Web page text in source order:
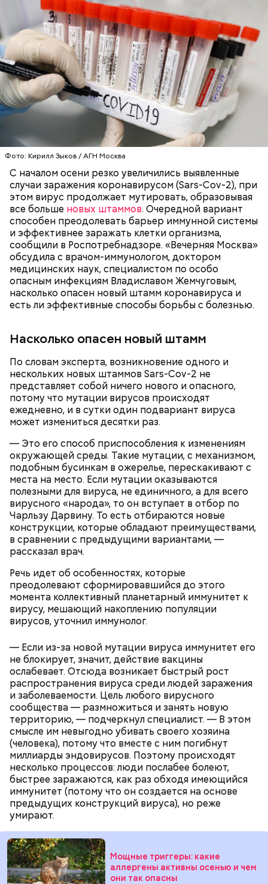
Фото: Кирилл Зыков / АГН Москва
С началом осени резко увеличились выявленные
случаи заражения коронавирусом (Sars-Cov-2), при
этом вирус продолжает мутировать, образовывая
все больше новых штаммов. Очередной вариант
способен преодолевать барьер иммунной системы
и эффективнее заражать клетки организма,
сообщили в Роспотребнадзоре. «Вечерняя Москва»
обсудила с врачом-иммунологом, доктором
медицинских наук, специалистом по особо
опасным инфекциям Владиславом Жемчуговым,
насколько опасен новый штамм коронавируса и
есть ли эффективные способы борьбы с болезнью.
Насколько опасен новый штамм
По словам эксперта, возникновение одного и
нескольких новых штаммов Sars-Cov-2 не
представляет собой ничего нового и опасного,
потому что мутации вирусов происходят
ежедневно, и в сутки один подвариант вируса
может измениться десятки раз.
— Это его способ приспособления к изменениям
окружающей среды. Такие мутации, с механизмом,
подобным бусинкам в ожерелье, перескакивают с
места на место. Если мутации оказываются
полезными для вируса, не единичного, а для всего
вирусного «народа», то он вступает в отбор по
Чарльзу Дарвину. То есть отбираются новые
конструкции, которые обладают преимуществами,
в сравнении с предыдущими вариантами, —
рассказал врач.
Речь идет об особенностях, которые
преодолевают сформировавшийся до этого
момента коллективный планетарный иммунитет к
вирусу, мешающий накоплению популяции
вирусов, уточнил иммунолог.
— Если из-за новой мутации вируса иммунитет его
не блокирует, значит, действие вакцины
ослабевает. Отсюда возникает быстрый рост
распространения вируса среди людей заражения
и заболеваемости. Цель любого вирусного
сообщества — размножиться и занять новую
территорию, — подчеркнул специалист. — В этом
смысле им невыгодно убивать своего хозяина
(человека), потому что вместе с ним погибнут
миллиарды эндовирусов. Поэтому происходят
несколько процессов: люди послабее болеют,
быстрее заражаются, как раз обходя имеющийся
иммунитет (потому что он создается на основе
предыдущих конструкций вируса), но реже
умирают.
Мощные триггеры: какие
аллергены активны осенью и чем
они так опасны
— Для сервировки салата необходимо выложить
все ингредиенты в чашу, поджарить слайсы сыра
на сковороде и выложить их на салат, — дополнил
Белькович.
Тонкости от шефа:обжаривать перцы лучше в
самом начале, чтобы они успели стать мягкими.
Жареные кабачки с томатами и
базиликом
Что понадобится:
Для глазури нужны:
сок апельсина или лимона;
до однородной массы — у вас получится белая
глазурь. Ее можно наносить на куличи после их
полного остывания. Вместо стандартной
кондитерской посыпки предлагаю использовать
кусочки шоколада и кураги, — добавил собеседник
«ВМ».
По словам шеф-повара, такая выпечка будет
источать приятный цитрусово-пряный аромат, а
тесто получится вкусным и очень воздушным.